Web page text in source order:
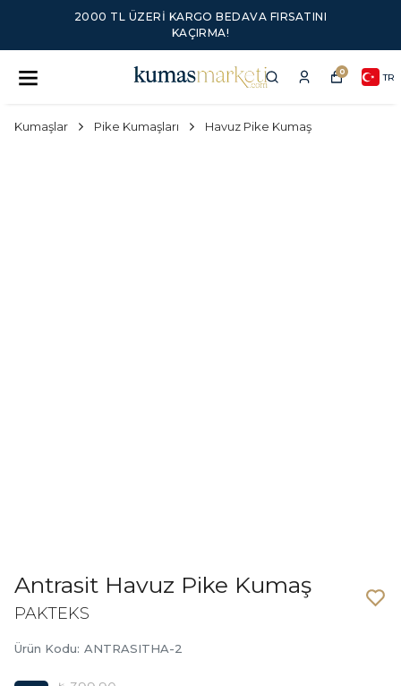
2000 TL ÜZERI KARGO BEDAVA FIRSATINI
KAÇIRMA!
0 TR
Kumaşlar Pike Kumaşları Havuz Pike Kumaş
Antrasit Havuz Pike Kumaş
PAKTEKS
Ürün Kodu: ANTRASITHA-2